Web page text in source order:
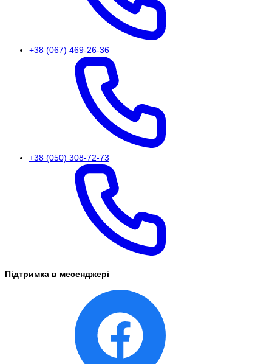
+38 (067) 469-26-36
+38 (050) 308-72-73
Підтримка в месенджері